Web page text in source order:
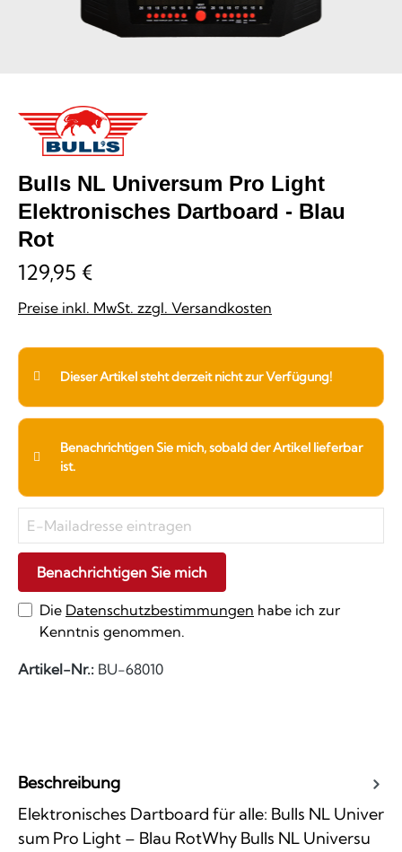
Bulls NL Universum Pro Light
Elektronisches Dartboard - Blau
Rot
129,95 €
Preise inkl. MwSt. zzgl. Versandkosten
Dieser Artikel steht derzeit nicht zur Verfügung!
Benachrichtigen Sie mich, sobald der Artikel lieferbar
ist.
Benachrichtigen Sie mich
Die Datenschutzbestimmungen habe ich zur
Kenntnis genommen.
Artikel-Nr.: BU-68010
Beschreibung
Elektronisches Dartboard für alle: Bulls NL Univer
sum Pro Light – Blau RotWhy Bulls NL Universu